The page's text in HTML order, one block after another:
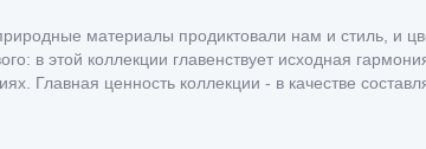
материалы продиктовали нам и стиль, и
в этой коллекции главенствует исходная
Главная ценность коллекции - в качестве